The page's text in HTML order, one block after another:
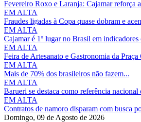
Fevereiro Roxo e Laranja: Cajamar reforça
EM ALTA
Fraudes ligadas à Copa quase dobram e
EM ALTA
Cajamar é 1º lugar no Brasil em indicadores
EM ALTA
Feira de Artesanato e Gastronomia da
EM ALTA
Mais de ​70​​%​​ ​dos brasileiros ​não fazem...
EM ALTA
Barueri se destaca como referência nacional
EM ALTA
Contratos de namoro disparam com busca
Domingo, 09 de Agosto de 2026